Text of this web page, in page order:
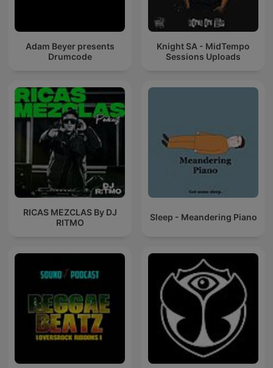
Adam Beyer presents
Drumcode
Knight SA - MidTempo
Sessions Uploads
RICAS MEZCLAS By DJ
RITMO
Sleep - Meandering Piano